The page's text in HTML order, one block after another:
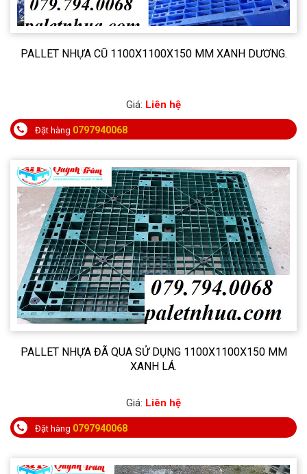
PALLET NHỰA CŨ 1100X1100X150 MM XANH DƯƠNG.
Giá: Liên hệ
Đặt hàng 0797940068
PALLET NHỰA ĐÃ QUA SỬ DỤNG 1100X1100X150 MM
XANH LÁ.
Giá: Liên hệ
Đặt hàng 0797940068